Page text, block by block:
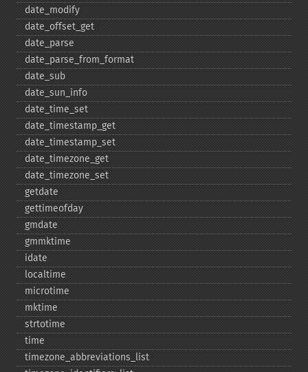
date_​modify
date_​offset_​get
date_​parse
date_​parse_​from_​format
date_​sub
date_​sun_​info
date_​time_​set
date_​timestamp_​get
date_​timestamp_​set
date_​timezone_​get
date_​timezone_​set
getdate
gettimeofday
gmdate
gmmktime
idate
localtime
microtime
mktime
strtotime
time
timezone_​abbreviations_​list